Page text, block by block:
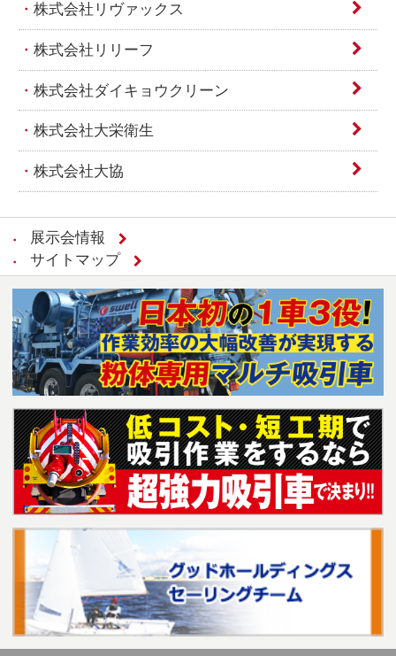
株式会社リヴァックス
株式会社リリーフ
株式会社ダイキョウクリーン
株式会社大栄衛生
株式会社大協
展示会情報
サイトマップ